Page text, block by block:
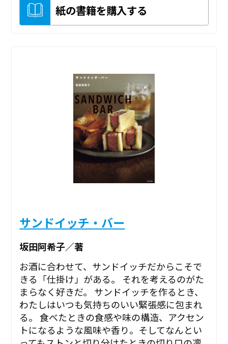
紙の書籍を購入する
サンドイッチ・バー
坂田阿希子／著
お酒に合わせて、サンドイッチだからこそで
きる「仕掛け」がある。 それを考えるのがた
まらなく好きだ。 サンドイッチを作るとき、
わたしはいつも気持ちのいい緊張感に包まれ
る。 食べたときの食感や味の構造、アクセン
トになるような風味や香り。そしてなんとい